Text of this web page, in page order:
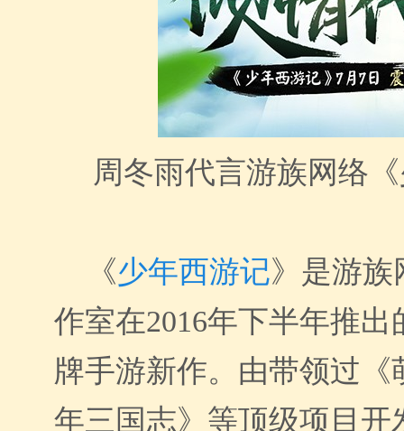
周冬雨代言游族网络
《少年西游记》是游族
作室在2016年下半年推出
牌手游新作。由带领过《
年三国志》等顶级项目开